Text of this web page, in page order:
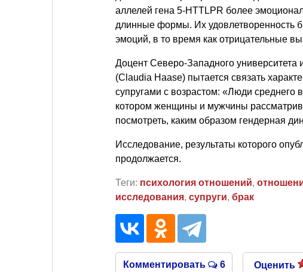
аллелей гена 5-HTTLPR более
длинные формы. Их удовлетворенность
эмоций, в то время как отрицательные
Доцент Северо-Западного университета
(Claudia Haase) пытается связать
супругами с возрастом: «Люди
котором женщины и мужчины
посмотреть, каким образом гендерная
Исследование, результаты которого
продолжается.
Теги: психология отношений,
исследования, супруги, брак
Комментировать 6 Оценить